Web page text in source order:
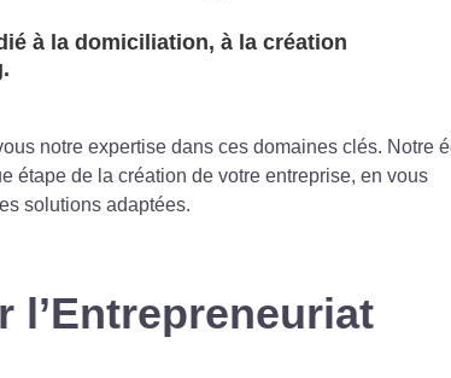
à la domiciliation, à la création
notre expertise dans ces domaines clés. Notre
étape de la création de votre entreprise, en vous
solutions adaptées.
l’Entrepreneuriat